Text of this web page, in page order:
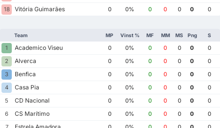
18
Vitória Guimarães 0 0% 0 0 0 0 0
Team MP Vinst % MF MM MS Png S
1 Academico Viseu 0 0% 0 0 0 0
0
2
Alverca 0 0% 0 0 0 0
0
3
Benfica 0 0% 0 0 0 0
0
4
Casa Pia 0 0% 0 0 0 0
0
5
CD Nacional 0 0% 0 0 0 0
0
6
CS Marítimo 0 0% 0 0 0 0
0